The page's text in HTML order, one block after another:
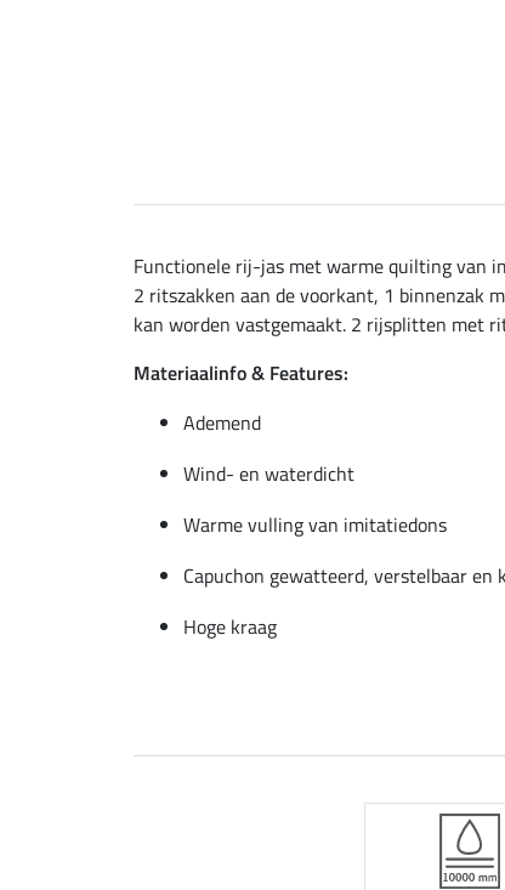
Functionele rij-jas met warme quilting van
2 ritszakken aan de voorkant, 1 binnenzak
kan worden vastgemaakt. 2 rijsplitten met
Materiaalinfo & Features:
Ademend
Wind- en waterdicht
Warme vulling van imitatiedons
Capuchon gewatteerd, verstelbaar en
Hoge kraag